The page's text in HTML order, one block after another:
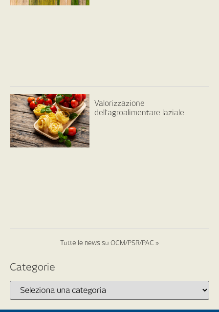
Valorizzazione
dell’agroalimentare laziale
Tutte le news su OCM/PSR/PAC »
Categorie